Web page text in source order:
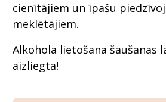
cienītājiem un īpašu
meklētājiem.
Alkohola lietošana šaušanas
aizliegta!